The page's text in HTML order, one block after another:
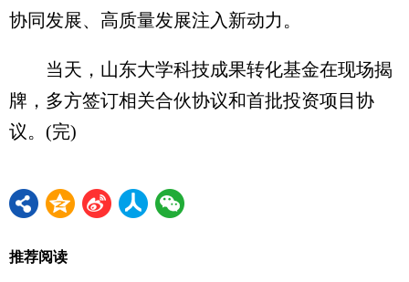
协同发展、高质量发展注入新动力。
当天，山东大学科技成果转化基金在现场揭
牌，多方签订相关合伙协议和首批投资项目协
议。(完)
推荐阅读